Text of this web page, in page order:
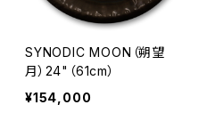
SYNODIC MOON（朔望
月）24"（61cm）
¥154,000